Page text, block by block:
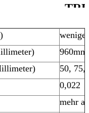
960mm
50, 75,
0,022
mehr